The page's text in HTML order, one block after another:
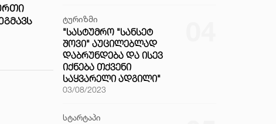
ტურიზმი
"ᲡᲐᲡᲢᲣᲛᲠᲝ "ᲡᲐᲜᲡᲔᲢ
ᲨᲝᲕᲘ" ᲐᲣᲪᲘᲚᲔᲑᲚᲐᲓ
ᲓᲐᲑᲠᲣᲜᲓᲔᲑᲐ ᲓᲐ ᲘᲡᲔᲕ
ᲘᲥᲜᲔᲑᲐ ᲗᲥᲕᲔᲜᲘ
ᲡᲐᲧᲕᲐᲠᲔᲚᲘ ᲐᲓᲒᲘᲚᲘ"
03/08/2023
სტარტაპი